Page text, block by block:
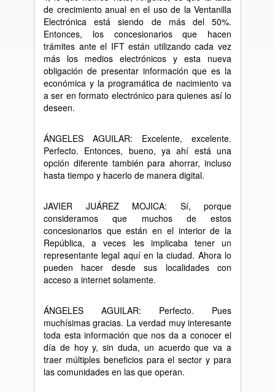
de crecimiento anual en el uso de la Ventanilla
Electrónica está siendo de más del 50%.
Entonces, los concesionarios que hacen
trámites ante el IFT están utilizando cada vez
más los medios electrónicos y esta nueva
obligación de presentar información que es la
económica y la programática de nacimiento va
a ser en formato electrónico para quienes así lo
deseen.
ÁNGELES AGUILAR: Excelente, excelente.
Perfecto. Entonces, bueno, ya ahí está una
opción diferente también para ahorrar, incluso
hasta tiempo y hacerlo de manera digital.
JAVIER JUÁREZ MOJICA: Sí, porque
consideramos que muchos de estos
concesionarios que están en el interior de la
República, a veces les implicaba tener un
representante legal aquí en la ciudad. Ahora lo
pueden hacer desde sus localidades con
acceso a internet solamente.
ÁNGELES AGUILAR: Perfecto. Pues
muchísimas gracias. La verdad muy interesante
toda esta información que nos da a conocer el
día de hoy y, sin duda, un acuerdo que va a
traer múltiples beneficios para el sector y para
las comunidades en las que operan.